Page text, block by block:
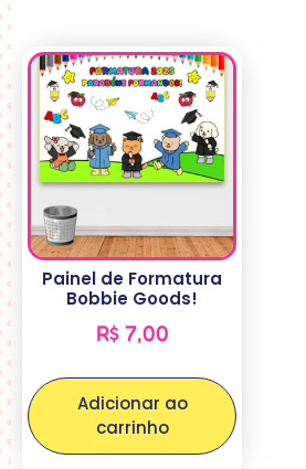
Painel de Formatura
Bobbie Goods!
R$7,00
Adicionar ao
carrinho